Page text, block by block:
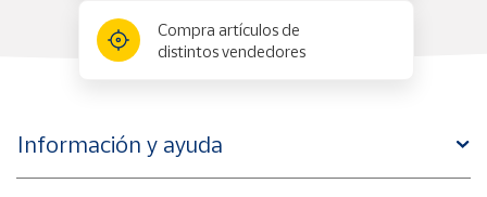
Compra artículos de
distintos vendedores
Información y ayuda